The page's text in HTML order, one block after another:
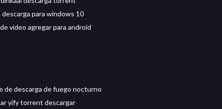
descarga para windows 10
video agregar para android
de descarga de fuego nocturno
yify torrent descargar